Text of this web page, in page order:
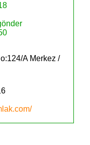
AMerkez /